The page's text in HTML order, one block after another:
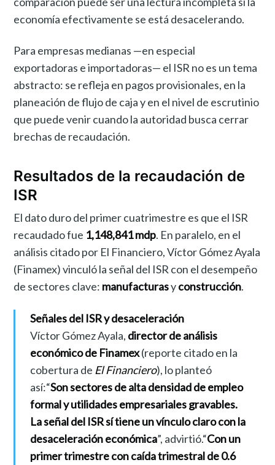
economía efectivamente se está desacelerando.
Para empresas medianas —en especial
exportadoras e importadoras— el ISR no es un tema
abstracto: se refleja en pagos provisionales, en la
planeación de flujo de caja y en el nivel de escrutinio
que puede venir cuando la autoridad busca cerrar
brechas de recaudación.
Resultados de la recaudación de
ISR
El dato duro del primer cuatrimestre es que el ISR
recaudado fue 1,148,841 mdp. En paralelo, en el
análisis citado por El Financiero, Víctor Gómez Ayala
(Finamex) vinculó la señal del ISR con el desempeño
de sectores clave: manufacturasyconstrucción.
Señales del ISR y desaceleración
Víctor Gómez Ayala, director de análisis
económico de Finamex(reporte citado en la
cobertura de El Financiero), lo planteó
así:“Son sectores de alta densidad de empleo
formal y utilidades empresariales gravables.
La señal del ISR sí tiene un vínculo claro con la
desaceleración económica”, advirtió.“Con un
primer trimestre con caída trimestral de 0.6